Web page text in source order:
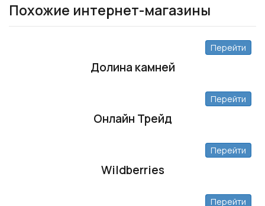
Похожие интернет-магазины
Долина камней
Перейти
Онлайн Трейд
Перейти
Wildberries
Перейти
Перейти